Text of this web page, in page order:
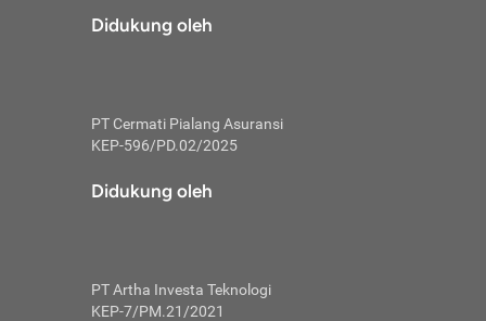
tidak
skor
Mulai
kembali ideal.
utang
Didukung oleh
PT Cermati Pialang Asuransi
KEP-596/PD.02/2025
Didukung oleh
PT Artha Investa Teknologi
KEP-7/PM.21/2021